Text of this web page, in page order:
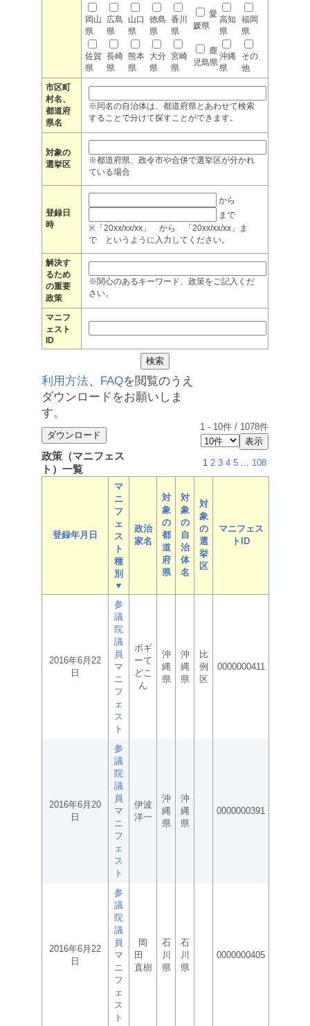
岡山
県
広島
県
山口
県
徳島
県
香川
県
愛
媛県
高知
県
福岡
県
佐賀
県
長崎
県
熊本
県
大分
県
宮崎
県
鹿
児島県
沖縄
県
その
他
市区町
村名、
都道府
県名
※同名の自治体は、都道府県とあわせて検索
することで分けて探すことができます。
対象の
選挙区
※都道府県、政令市や合併で選挙区が分かれ
ている場合
登録日
時
から
まで
※「20xx/xx/xx」 から 「20xx/xx/xx」ま
で というように入力してください。
解決す
るため
の重要
政策
※関心のあるキーワード、政策をご記入くだ
さい。
マニフ
ェスト
ID
利用方法、 FAQを閲覧のうえ
ダウンロードをお願いしま
す。
1 - 10件 / 1078件
政策（マニフェス
ト）一覧
1 2 3 4 5 ... 108
登録年月日
マ
ニ
フ
ェ
ス
ト
種
別
▼
政治
家名
対
象
の
都
道
府
県
対
象
の
自
治
体
名
対
象
の
選
挙
区
マニフェス
トID
2016年6月22
日
参
議
院
議
員
マ
ニ
フ
ェ
ス
ト
ボギ
ーて
どこ
ん
沖
縄
県
沖
縄
県
比
例
区
0000000411
2016年6月20
日
参
議
院
議
員
マ
ニ
フ
ェ
ス
ト
伊波
洋一
沖
縄
県
沖
縄
県
0000000391
2016年6月22
日
参
議
院
議
員
マ
ニ
フ
ェ
ス
ト
岡
田
直樹
石
川
県
石
川
県
0000000405